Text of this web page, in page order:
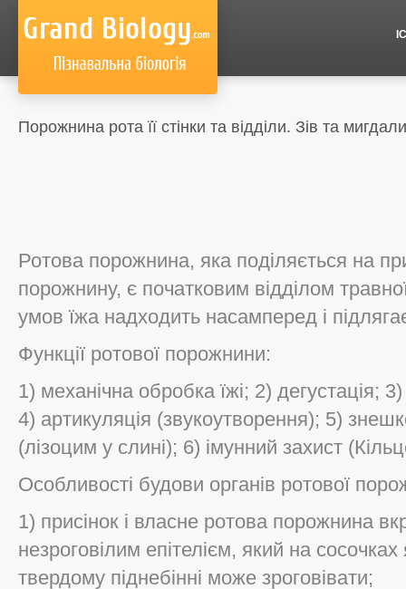
Порожнина рота її стінки та відділи. Зів та
Ротова порожнина, яка поділяється на
порожнину, є початковим відділом
умов їжа надходить насамперед і підлягає
Функції ротової порожнини:
1) механічна обробка їжі; 2) дегустація;
4) артикуляція (звукоутворення); 5)
(лізоцим у слині); 6) імунний захист
Особливості будови органів ротової
1) присінок і власне ротова порожнина
незроговілим епітелієм, який на
твердому піднебінні може зроговівати;